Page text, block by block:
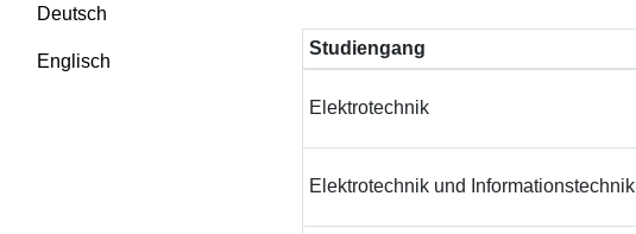
Deutsch
Englisch
Studiengang
Elektrotechnik
Elektrotechnik und Informationstechnik